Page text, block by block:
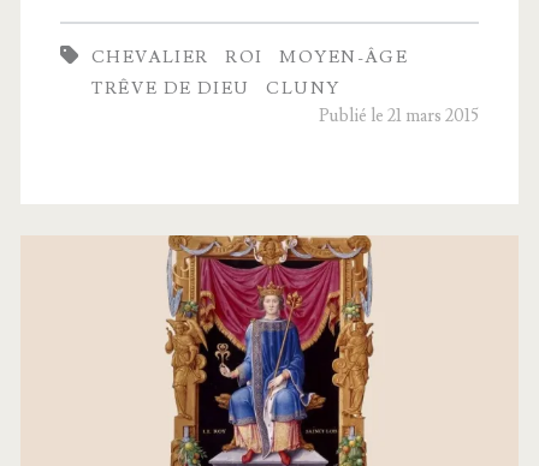
de
la
Moyen-
Age
CHEVALIER ROI
MOYEN-ÂGE
TRÊVE DE DIEU
CLUNY
Publié le 21 mars 2015